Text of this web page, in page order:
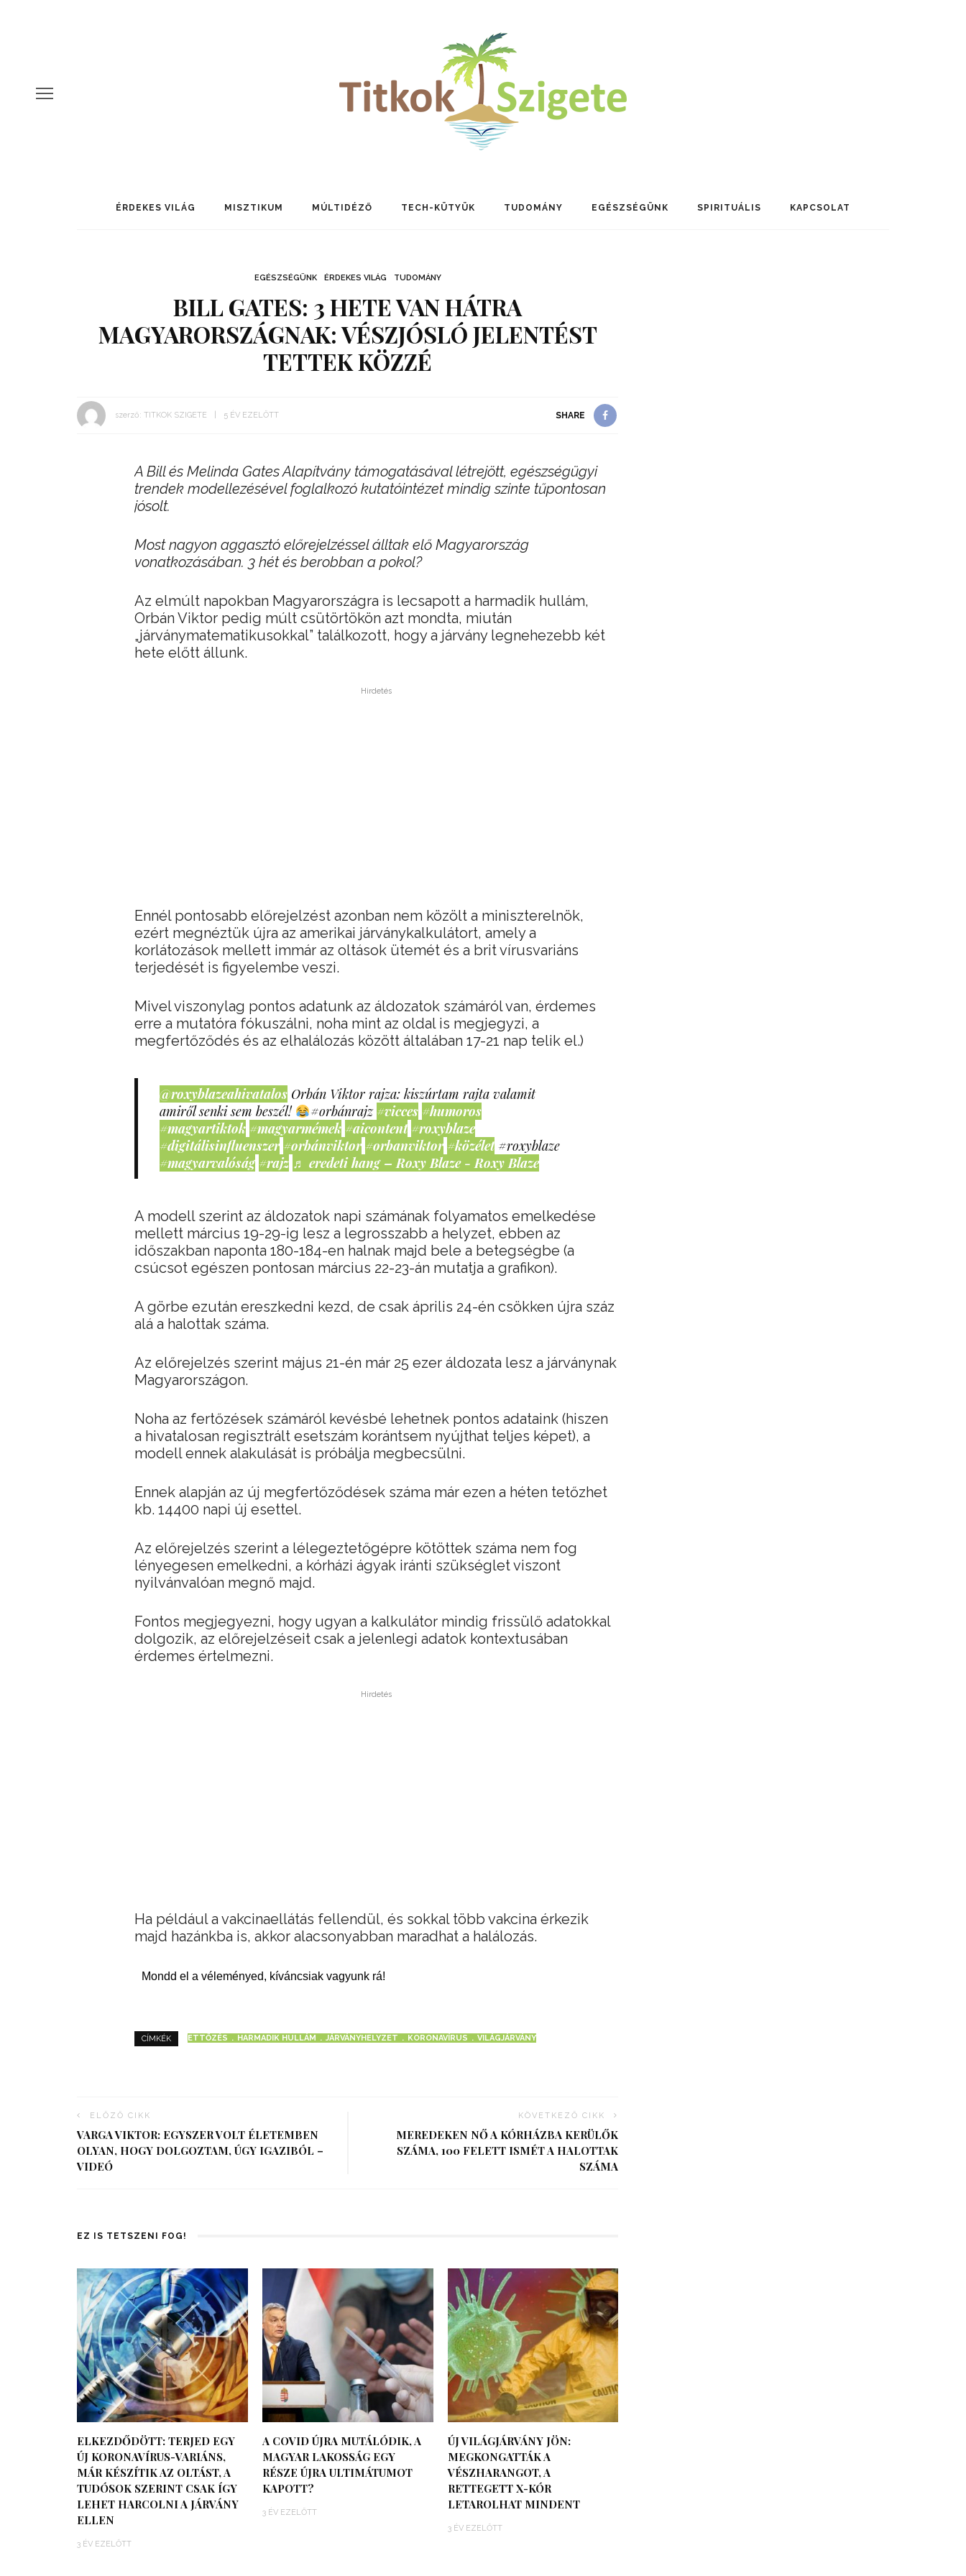
ÉRDEKES VILÁG MISZTIKUM MÚLTIDÉZŐ TECH-KÜTYÜK TUDOMÁNY EGÉSZSÉGÜNK SPIRITUÁLIS KAPCSOLAT
EGÉSZSÉGÜNK ÉRDEKES VILÁG TUDOMÁNY
BILL GATES: 3 HETE VAN HÁTRA
MAGYARORSZÁGNAK: VÉSZJÓSLÓ JELENTÉST
TETTEK KÖZZÉ
szerző: TITKOK SZIGETE 5 ÉV EZELŐTT SHARE
A Bill és Melinda Gates Alapítvány támogatásával létrejött, egészségügyi
trendek modellezésével foglalkozó kutatóintézet mindig szinte tűpontosan
jósolt.
Most nagyon aggasztó előrejelzéssel álltak elő Magyarország
vonatkozásában. 3 hét és berobban a pokol?
Az elmúlt napokban Magyarországra is lecsapott a harmadik hullám,
Orbán Viktor pedig múlt csütörtökön azt mondta, miután
„járványmatematikusokkal” találkozott, hogy a járvány legnehezebb két
hete előtt állunk.
Hirdetés
Ennél pontosabb előrejelzést azonban nem közölt a miniszterelnök,
ezért megnéztük újra az amerikai járványkalkulátort, amely a
korlátozások mellett immár az oltások ütemét és a brit vírusvariáns
terjedését is figyelembe veszi.
Mivel viszonylag pontos adatunk az áldozatok számáról van, érdemes
erre a mutatóra fókuszálni, noha mint az oldal is megjegyzi, a
megfertőződés és az elhalálozás között általában 17-21 nap telik el.)
@roxyblazeahivatalos Orbán Viktor rajza: kiszúrtam rajta valamit
amiről senki sem beszél!
#orbánrajz #vicces #humoros
#magyartiktok #magyarmémek #aicontent #roxyblaze
#digitálisinfluenszer #orbánviktor #orbanviktor #közélet #roxyblaze
#magyarvalóság #rajz ♬ eredeti hang – Roxy Blaze - Roxy Blaze
A modell szerint az áldozatok napi számának folyamatos emelkedése
mellett március 19-29-ig lesz a legrosszabb a helyzet, ebben az
időszakban naponta 180-184-en halnak majd bele a betegségbe (a
csúcsot egészen pontosan március 22-23-án mutatja a grafikon).
A görbe ezután ereszkedni kezd, de csak április 24-én csökken újra száz
alá a halottak száma.
Az előrejelzés szerint május 21-én már 25 ezer áldozata lesz a járványnak
Magyarországon.
Noha az fertőzések számáról kevésbé lehetnek pontos adataink (hiszen
a hivatalosan regisztrált esetszám korántsem nyújthat teljes képet), a
modell ennek alakulását is próbálja megbecsülni.
Ennek alapján az új megfertőződések száma már ezen a héten tetőzhet
kb. 14400 napi új esettel.
Az előrejelzés szerint a lélegeztetőgépre kötöttek száma nem fog
lényegesen emelkedni, a kórházi ágyak iránti szükséglet viszont
nyilvánvalóan megnő majd.
Fontos megjegyezni, hogy ugyan a kalkulátor mindig frissülő adatokkal
dolgozik, az előrejelzéseit csak a jelenlegi adatok kontextusában
érdemes értelmezni.
Hirdetés
Ha például a vakcinaellátás fellendül, és sokkal több vakcina érkezik
majd hazánkba is, akkor alacsonyabban maradhat a halálozás.
Mondd el a véleményed, kíváncsiak vagyunk rá!
CÍMKÉK ETTŐZÉS HARMADIK HULLÁM JÁRVÁNYHELYZET KORONAVÍRUS VILÁGJÁRVÁNY
ELŐZŐ CIKK
VARGA VIKTOR: EGYSZER VOLT ÉLETEMBEN
OLYAN, HOGY DOLGOZTAM, ÚGY IGAZIBÓL –
VIDEÓ
KÖVETKEZŐ CIKK
MEREDEKEN NŐ A KÓRHÁZBA KERÜLŐK
SZÁMA, 100 FELETT ISMÉT A HALOTTAK
SZÁMA
EZ IS TETSZENI FOG!
ELKEZDŐDÖTT: TERJED EGY
ÚJ KORONAVÍRUS-VARIÁNS,
MÁR KÉSZÍTIK AZ OLTÁST, A
TUDÓSOK SZERINT CSAK ÍGY
LEHET HARCOLNI A JÁRVÁNY
ELLEN
3 ÉV EZELŐTT
A COVID ÚJRA MUTÁLÓDIK, A
MAGYAR LAKOSSÁG EGY
RÉSZE ÚJRA ULTIMÁTUMOT
KAPOTT?
3 ÉV EZELŐTT
ÚJ VILÁGJÁRVÁNY JÖN:
MEGKONGATTÁK A
VÉSZHARANGOT, A
RETTEGETT X-KÓR
LETAROLHAT MINDENT
3 ÉV EZELŐTT